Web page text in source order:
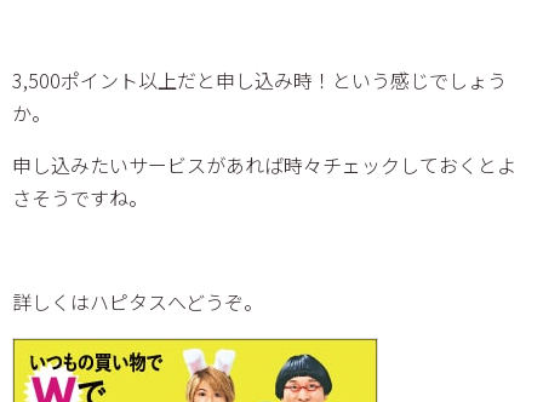
3,500ポイント以上だと申し込み時！という感じでしょう
か。
申し込みたいサービスがあれば時々チェックしておくとよ
さそうですね。
詳しくはハピタスへどうぞ。